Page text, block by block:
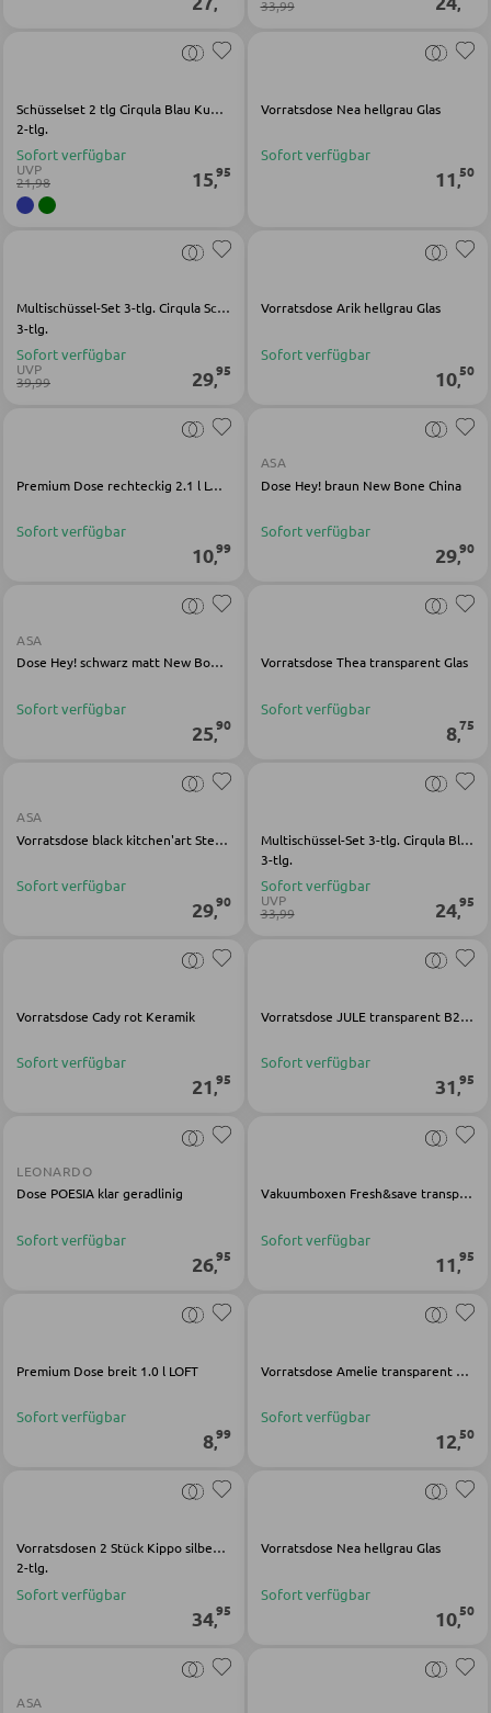
Couch- und Beistelltische
Schminktische
Esszimmerstühle
BADEZIMMER
Waschbecken und Armaturen
Badaccessoires
Garderobenpaneele
Garderobenleisten
Kleiderbügel
Garderoben Kommoden
Garderobenschränke
Garderobenbänke
Schlüsselboards und Kästen
Schirmständer
SCHUHAUFBEWAHRUNG
Schuhschränke
Schuhregale
33,99
Schüsselset 2 tlg Cirqula Blau Kunststoff
2-tlg.
Sofort verfügbar
UVP
21,98 15,95
Vorratsdose Nea hellgrau Glas
Sofort verfügbar
11,50
Multischüssel-Set 3-tlg. Cirqula Schwarz Kunststoff)
3-tlg.
Sofort verfügbar
UVP
39,99 29,95
Vorratsdose Arik hellgrau Glas
Sofort verfügbar
10,50
Premium Dose rechteckig 2.1 l LOFT
Sofort verfügbar
10,99
ASA
Dose Hey! braun New Bone China
Sofort verfügbar
29,90
ASA
Dose Hey! schwarz matt New Bone China
Sofort verfügbar
2590
Vorratsdose Thea transparent Glas
Sofort verfügbar
875
ASA
Vorratsdose black kitchen'art Steingut schwarz matt
Sofort verfügbar
29,90
Multischüssel-Set 3-tlg. Cirqula Blau Kunststoff)
3-tlg.
Sofort verfügbar
UVP
33,99 24,95
Vorratsdose Cady rot Keramik
Sofort verfügbar
21,95
Vorratsdose JULE transparent B21/H21/T1,5cm MS-Kunststoff
Sofort verfügbar
31,95
LEONARDO
Dose POESIA klar geradlinig
Sofort verfügbar
26,95
Vakuumboxen Fresh&save transparent grau Glas
Sofort verfügbar
11,95
Premium Dose breit 1.0 l LOFT
Sofort verfügbar
8,99
Vorratsdose Amelie transparent Glas
Sofort verfügbar
12,50
Vorratsdosen 2 Stück Kippo silber transparent Glas Kunstoff Edelstahl
2-tlg.
Sofort verfügbar
34,95
Vorratsdose Nea hellgrau Glas
Sofort verfügbar
10,50
ASA